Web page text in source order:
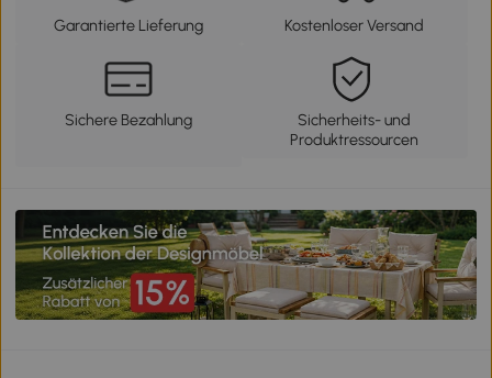
Garantierte Lieferung Kostenloser Versand
Sichere Bezahlung
Sicherheits- und
Produktressourcen